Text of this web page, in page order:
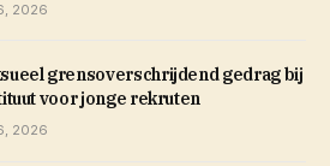
2026
grensoverschrijdend gedrag bij
voor jonge rekruten
2026